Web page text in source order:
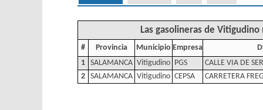
Las gasolineras de
# Provincia Municipio Empresa
1 SALAMANCA Vitigudino PGS
CALLE VIA DE
2 SALAMANCA Vitigudino CEPSA CARRETERA